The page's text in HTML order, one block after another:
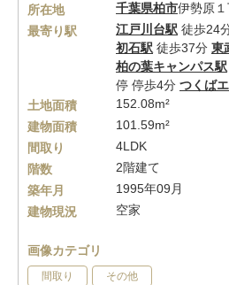
所在地 千葉県柏市伊勢原１
最寄り駅
江戸川台駅 徒歩24
初石駅 徒歩37分 東
柏の葉キャンパス駅
停 停歩4分 つくば
土地面積
152.08m²
建物面積
101.59m²
間取り
4LDK
階数
2階建て
築年月
1995年09月
建物現況
空家
画像カテゴリ
間取り その他